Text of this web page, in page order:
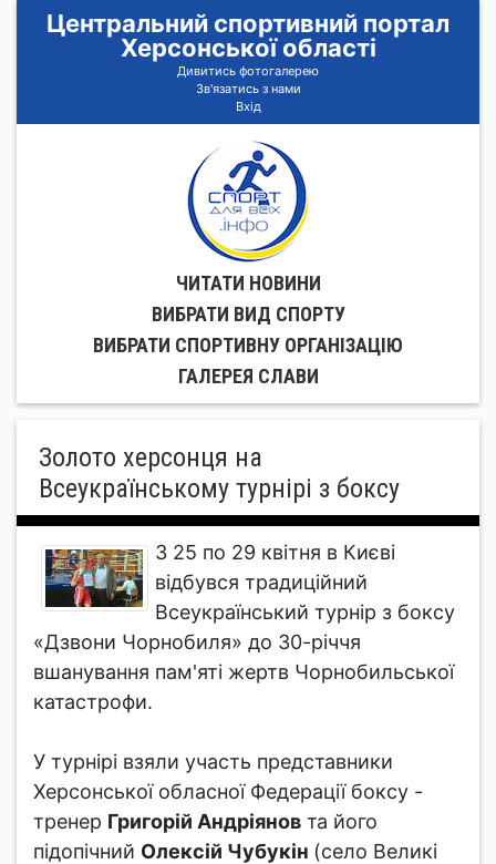
Центральний спортивний портал
Херсонської області
Дивитись фотогалерею
Зв'язатись з нами
Вхід
ЧИТАТИ НОВИНИ
ВИБРАТИ ВИД СПОРТУ
ВИБРАТИ СПОРТИВНУ ОРГАНIЗАЦIЮ
ГАЛЕРЕЯ СЛАВИ
Золото херсонця на
Всеукраїнському турнірі з боксу
З 25 по 29 квітня в Києві
відбувся традиційний
Всеукраїнський турнір з боксу
«Дзвони Чорнобиля» до 30-річчя
вшанування пам'яті жертв Чорнобильської
катастрофи.
У турнірі взяли участь представники
Херсонської обласної Федерації боксу -
тренер Григорій Андріянов та його
підопічний Олексій Чубукін (село Великі